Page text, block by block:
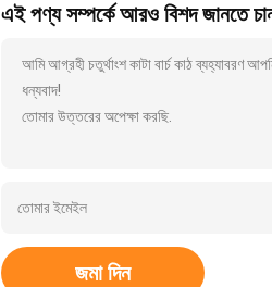
এই পণ্য সম্পর্কে আরও বিশদ জানতে
আমি আগ্রহী চতুর্থাংশ কাটা বার্চ কাঠ ব্যহ্যাবরণ
ধন্যবাদ!
তোমার উত্তরের অপেক্ষা করছি.
জমা দিন